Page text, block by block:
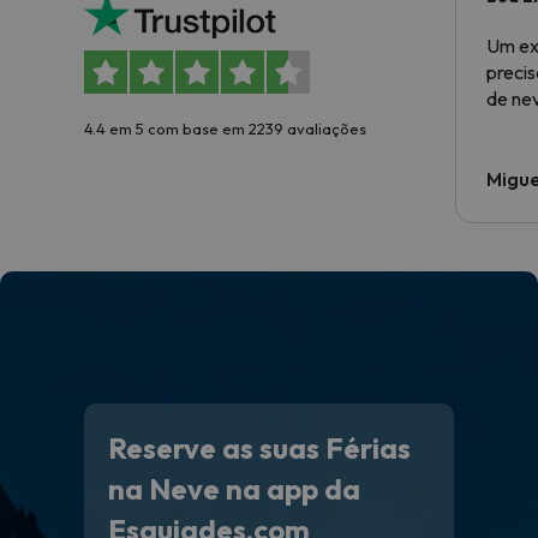
4.4 em 5 com base em 2239 avaliações
Um
de
Reserve as suas Férias
na Neve na app da
Esquiades.com